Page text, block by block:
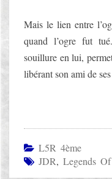
Mais le lien entre
quand l’ogre fut
souillure en lui,
libérant son ami de
L5R 4ème
JDR, Legends